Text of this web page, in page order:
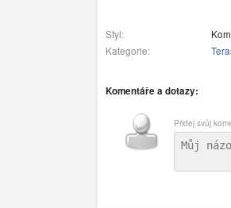
Styl:
Kategorie:
Komentáře a dotazy:
Přidej svůj